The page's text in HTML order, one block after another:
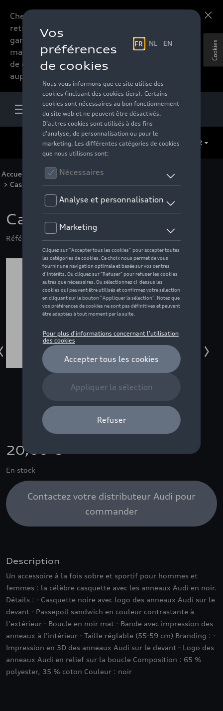
Chers accessoires-lovers,
retrouvez dorénavant toute la
gamme d’accessoires de votre
marque préférée sous forme
de catalogue à commander
auprès de votre distributeur.
FR
Accueil Pour vous >Casual Collection
Accessoires
> Casquettes/bonnets > Détail
Casquette Audi, noir
Référence: ZZQ3132402630
20,00 €
En stock
Contactez votre distributeur Audi pour
commander
Description
Un accessoire à la fois sobre et sportif pour hommes et
femmes : la célèbre casquette avec les anneaux Audi en noir.
Détails : - Casquette noire avec logo des anneaux Audi sur le
devant - Passepoil sandwich en couleur contrastante à
l'extérieur - Boucle en noir mat - Bande avec impression des
anneaux à l'intérieur - Taille réglable (55-59 cm) Branding : -
Impression en 3D des anneaux Audi sur le devant - Logo des
anneaux Audi en relief sur la boucle Composition : 65 %
polyester, 35 % coton Couleur : noir
Cookies